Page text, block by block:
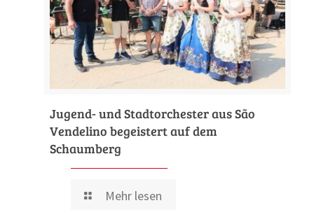
Jugend- und Stadtorchester aus São
Vendelino begeistert auf dem
Schaumberg
Mehr lesen